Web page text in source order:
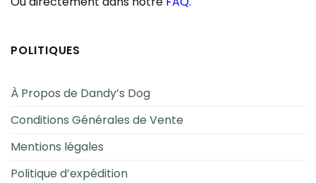
POLITIQUES
À Propos de Dandy’s Dog
Conditions Générales de Vente
Mentions légales
Politique d’expédition